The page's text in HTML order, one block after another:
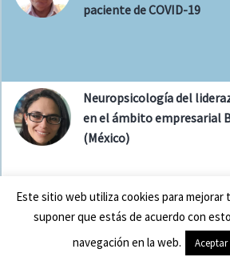
paciente de COVID-19
Neuropsicología del
en el ámbito empresarial
(México)
Entrenamiento cognitivo
adultos mayores Dr.
Este sitio web utiliza cookies para mejorar
suponer que estás de acuerdo con
navegación en la web.
Aceptar